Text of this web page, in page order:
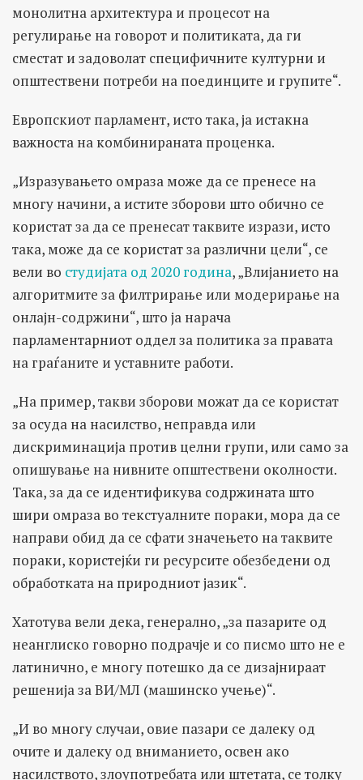
монолитна архитектура и процесот на
регулирање на говорот и политиката, да ги
сместат и задоволат специфичните културни и
општествени потреби на поединците и групите“.
Европскиот парламент, исто така, ја истакна
важноста на комбинираната проценка.
„Изразувањето омраза може да се пренесе на
многу начини, а истите зборови што обично се
користат за да се пренесат таквите изрази, исто
така, може да се користат за различни цели“, се
вели во студијата од 2020 година, „Влијанието на
алгоритмите за филтрирање или модерирање на
онлајн-содржини“, што ја нарача
парламентарниот оддел за политика за правата
на граѓаните и уставните работи.
„На пример, такви зборови можат да се користат
за осуда на насилство, неправда или
дискриминација против целни групи, или само за
опишување на нивните општествени околности.
Така, за да се идентификува содржината што
шири омраза во текстуалните пораки, мора да се
направи обид да се сфати значењето на таквите
пораки, користејќи ги ресурсите обезбедени од
обработката на природниот јазик“.
Хатотува вели дека, генерално, „за пазарите од
неанглиско говорно подрачје и со писмо што не е
латинично, е многу потешко да се дизајнираат
решенија за ВИ/МЛ (машинско учење)“.
„И во многу случаи, овие пазари се далеку од
очите и далеку од вниманието, освен ако
насилството, злоупотребата или штетата, се толку